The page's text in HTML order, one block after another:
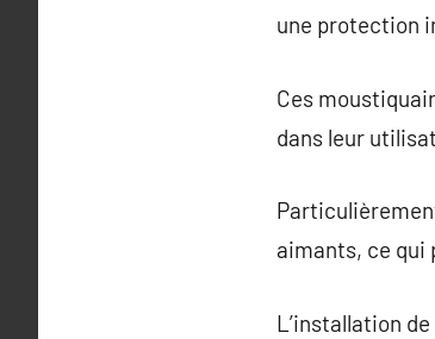
une protection
Ces
dans leur
aimants, ce
L’installation